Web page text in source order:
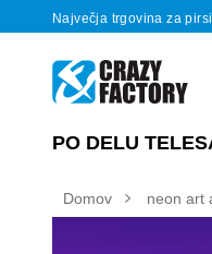
Največja trgovina za
PO DELU
Domov neon art